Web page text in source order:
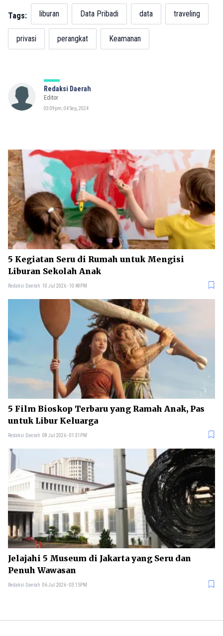
Tags: liburan Data Pribadi data traveling
privasi perangkat Keamanan
Redaksi Daerah
Editor
03:09pm, 04 Sep, 2024
5 Kegiatan Seru di Rumah untuk Mengisi
Liburan Sekolah Anak
Redaksi Daerah 10 Jul 2026 - 10:48PM
5 Film Bioskop Terbaru yang Ramah Anak, Pas
untuk Libur Keluarga
Redaksi Daerah 08 Jul 2026 - 01:31PM
Jelajahi 5 Museum di Jakarta yang Seru dan
Penuh Wawasan
Redaksi Daerah 06 Jul 2026 - 03:15PM